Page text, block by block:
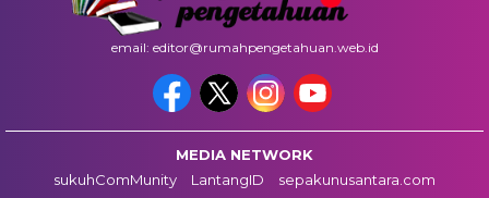
email: editor@rumahpengetahuan.web.id
MEDIA NETWORK
sukuhComMunity
LantangID
sepakunusantara.com